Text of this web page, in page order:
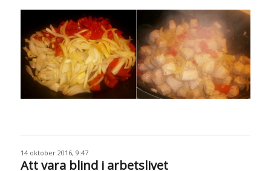
14 oktober 2016, 9:47
Att vara blind i arbetslivet